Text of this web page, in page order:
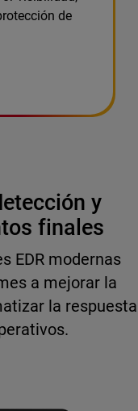
de
y
finales
EDR modernas
a mejorar la
la respuesta